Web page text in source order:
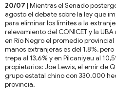
20/07 | Mientras el Senado
agosto el debate sobre la ley que
para eliminar los límites a la
relevamiento del CONICET y la
en Río Negro el promedio provincial
manos extranjeras es del 1,8%,
trepa al 13,6% y en Pilcaniyeu al
propietarios: Joe Lewis, el emir de
grupo estatal chino con 330.000
provincia.